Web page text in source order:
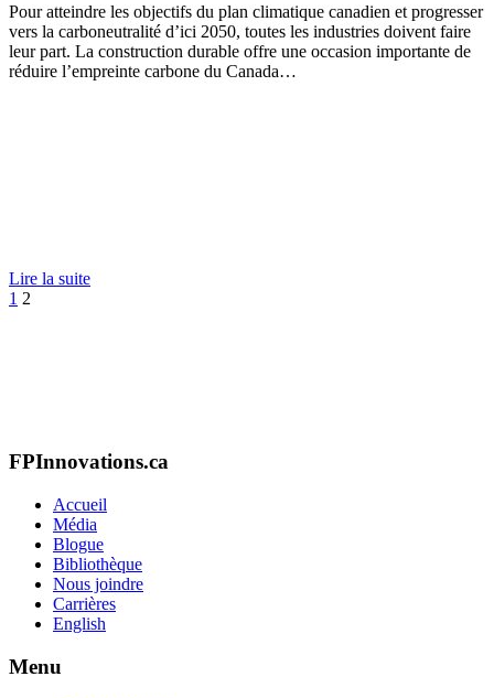
Pour atteindre les objectifs du plan climatique canadien et progresser
vers la carboneutralité d’ici 2050, toutes les industries doivent faire
leur part. La construction durable offre une occasion importante de
réduire l’empreinte carbone du Canada…
Lire la suite
Précédent
1 2
FPInnovations.ca
Accueil
Média
Blogue
Bibliothèque
Nous joindre
Carrières
English
Menu